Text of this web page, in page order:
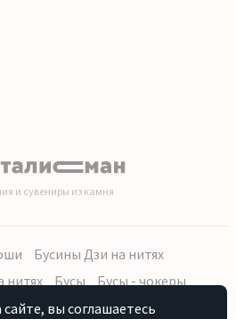
и сувениры из камня
Бусины Дзи на нитях
нитях
Бусы
Бусы - чокеры
Наборы (бусы, браслет, серьги)
сайте, вы соглашаетесь